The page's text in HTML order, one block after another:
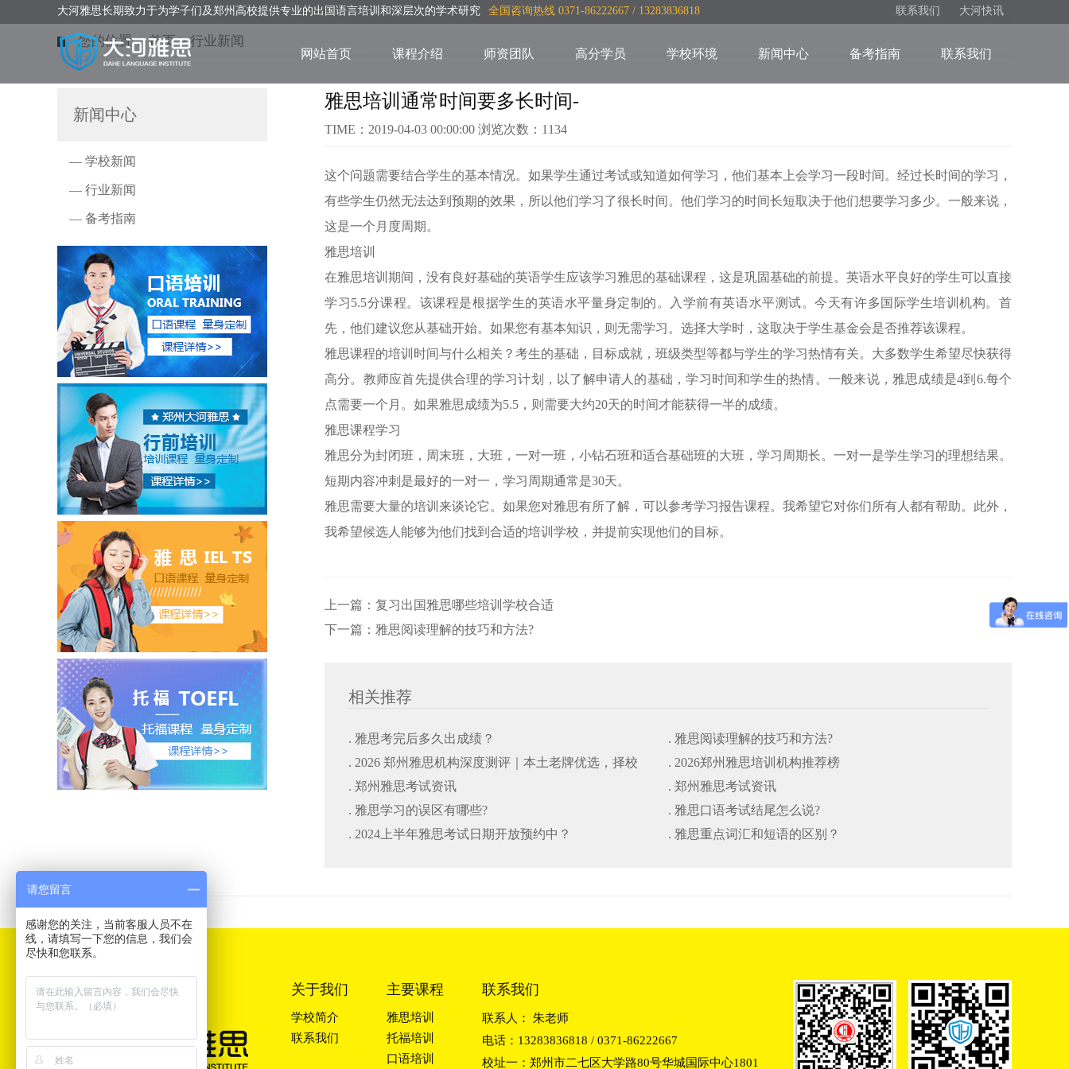
大河雅思长期致力于为学子们及郑州高校提供专业的出国语言培训和深层次的学术研究 全国咨询热线 0371-86222667 / 13283836818 联系我们 大河快讯
网站首页 课程介绍 师资团队 高分学员 学校环境 新闻中心 备考指南 联系我们
您的位置：首页>行业新闻
新闻中心
— 学校新闻
— 行业新闻
— 备考指南
雅思培训通常时间要多长时间-
TIME：2019-04-03 00:00:00 浏览次数：1134
这个问题需要结合学生的基本情况。如果学生通过考试或知道如何学习，他们基本上会学习一段时间。经过长时间的学习，
有些学生仍然无法达到预期的效果，所以他们学习了很长时间。他们学习的时间长短取决于他们想要学习多少。一般来说，
这是一个月度周期。
雅思培训
在雅思培训期间，没有良好基础的英语学生应该学习雅思的基础课程，这是巩固基础的前提。英语水平良好的学生可以直接
学习5.5分课程。该课程是根据学生的英语水平量身定制的。入学前有英语水平测试。今天有许多国际学生培训机构。首
先，他们建议您从基础开始。如果您有基本知识，则无需学习。选择大学时，这取决于学生基金会是否推荐该课程。
雅思课程的培训时间与什么相关？考生的基础，目标成就，班级类型等都与学生的学习热情有关。大多数学生希望尽快获得
高分。教师应首先提供合理的学习计划，以了解申请人的基础，学习时间和学生的热情。一般来说，雅思成绩是4到6.每个
点需要一个月。如果雅思成绩为5.5，则需要大约20天的时间才能获得一半的成绩。
雅思课程学习
雅思分为封闭班，周末班，大班，一对一班，小钻石班和适合基础班的大班，学习周期长。一对一是学生学习的理想结果。
短期内容冲刺是最好的一对一，学习周期通常是30天。
雅思需要大量的培训来谈论它。如果您对雅思有所了解，可以参考学习报告课程。我希望它对你们所有人都有帮助。此外，
我希望候选人能够为他们找到合适的培训学校，并提前实现他们的目标。
上一篇： 复习出国雅思哪些培训学校合适
下一篇： 雅思阅读理解的技巧和方法?
相关推荐
. 雅思考完后多久出成绩？
. 雅思阅读理解的技巧和方法?
. 2026 郑州雅思机构深度测评｜本土老牌优选，择校
避坑干货指南
. 2026郑州雅思培训机构推荐榜
. 郑州雅思考试资讯
. 郑州雅思考试资讯
. 雅思学习的误区有哪些?
. 雅思口语考试结尾怎么说?
. 2024上半年雅思考试日期开放预约中？
. 雅思重点词汇和短语的区别？
关于我们
学校简介
联系我们
主要课程
雅思培训
托福培训
口语培训
联系我们
联系人： 朱老师
电话：13283836818 / 0371-86222667
校址一：郑州市二七区大学路80号华城国际中心1801
请您留言
感谢您的关注，当前客服人员不在
线，请填写一下您的信息，我们会
尽快和您联系。